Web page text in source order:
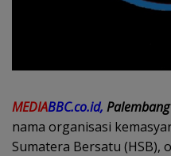
MEDIABBC.co.id,
nama organisasi
Sumatera Bersatu (HSB),